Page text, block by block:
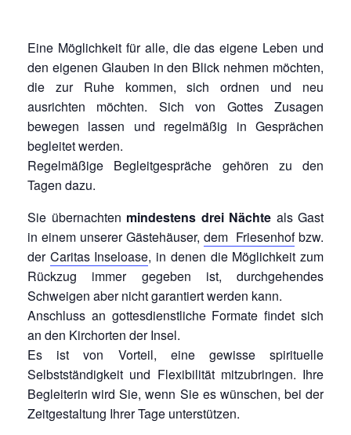
Eine Möglichkeit für alle, die das eigene Leben und
den eigenen Glauben in den Blick nehmen möchten,
die zur Ruhe kommen, sich ordnen und neu
ausrichten möchten. Sich von Gottes Zusagen
bewegen lassen und regelmäßig in Gesprächen
begleitet werden.
Regelmäßige Begleitgespräche gehören zu den
Tagen dazu.
Sie übernachten mindestens drei Nächte als Gast
in einem unserer Gästehäuser, dem Friesenhofbzw.
der Caritas Inseloase, in denen die Möglichkeit zum
Rückzug immer gegeben ist, durchgehendes
Schweigen aber nicht garantiert werden kann.
Anschluss an gottesdienstliche Formate findet sich
an den Kirchorten der Insel.
Es ist von Vorteil, eine gewisse spirituelle
Selbstständigkeit und Flexibilität mitzubringen. Ihre
Begleiterin wird Sie, wenn Sie es wünschen, bei der
Zeitgestaltung Ihrer Tage unterstützen.